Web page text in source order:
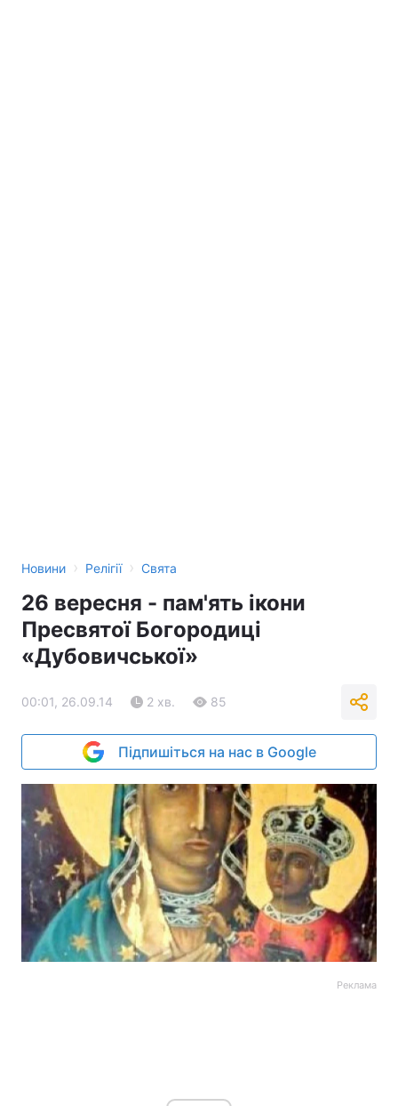
Новини › Релігії › Свята
26 вересня - пам'ять ікони
Пресвятої Богородиці
«Дубовичської»
00:01, 26.09.14 2 хв. 85
Підпишіться на нас в Google
Реклама